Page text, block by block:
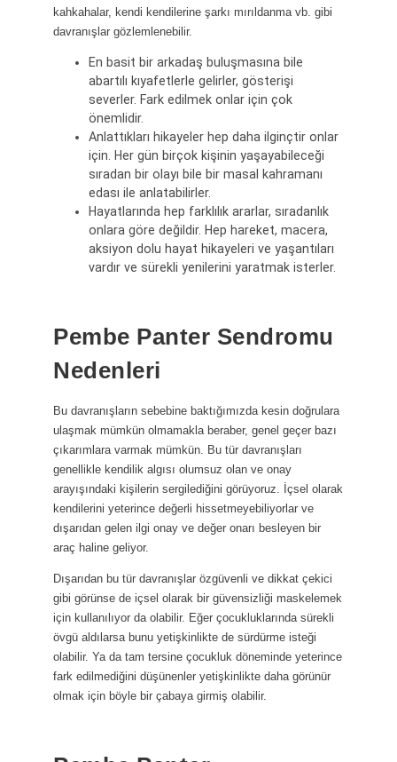
kahkahalar, kendi kendilerine şarkı mırıldanma vb. gibi
davranışlar gözlemlenebilir.
En basit bir arkadaş buluşmasına bile
abartılı kıyafetlerle gelirler, gösterişi
severler. Fark edilmek onlar için çok
önemlidir.
Anlattıkları hikayeler hep daha ilginçtir onlar
için. Her gün birçok kişinin yaşayabileceği
sıradan bir olayı bile bir masal kahramanı
edası ile anlatabilirler.
Hayatlarında hep farklılık ararlar, sıradanlık
onlara göre değildir. Hep hareket, macera,
aksiyon dolu hayat hikayeleri ve yaşantıları
vardır ve sürekli yenilerini yaratmak isterler.
Pembe Panter Sendromu
Nedenleri
Bu davranışların sebebine baktığımızda kesin doğrulara
ulaşmak mümkün olmamakla beraber, genel geçer bazı
çıkarımlara varmak mümkün. Bu tür davranışları
genellikle kendilik algısı olumsuz olan ve onay
arayışındaki kişilerin sergilediğini görüyoruz. İçsel olarak
kendilerini yeterince değerli hissetmeyebiliyorlar ve
dışarıdan gelen ilgi onay ve değer onarı besleyen bir
araç haline geliyor.
Dışarıdan bu tür davranışlar özgüvenli ve dikkat çekici
gibi görünse de içsel olarak bir güvensizliği maskelemek
için kullanılıyor da olabilir. Eğer çocukluklarında sürekli
övgü aldılarsa bunu yetişkinlikte de sürdürme isteği
olabilir. Ya da tam tersine çocukluk döneminde yeterince
fark edilmediğini düşünenler yetişkinlikte daha görünür
olmak için böyle bir çabaya girmiş olabilir.